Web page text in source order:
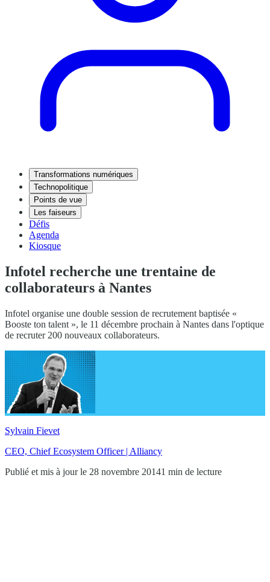
Transformations numériques
Technopolitique
Points de vue
Les faiseurs
Défis
Agenda
Kiosque
Infotel recherche une trentaine de
collaborateurs à Nantes
Infotel organise une double session de recrutement baptisée «
Booste ton talent », le 11 décembre prochain à Nantes dans l'optique
de recruter 200 nouveaux collaborateurs.
Sylvain Fievet
CEO, Chief Ecosystem Officer | Alliancy
Publié et mis à jour le 28 novembre 20141 min de lecture